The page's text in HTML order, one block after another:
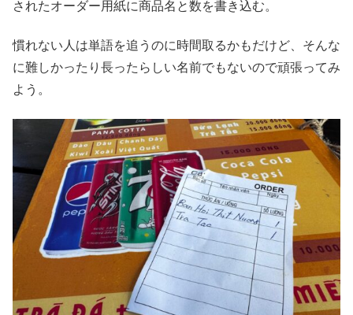
されたオーダー用紙に商品名と数を書き込む。
慣れない人は単語を追うのに時間取るかもだけど、そんな
に難しかったり長ったらしい名前でもないので頑張ってみ
よう。